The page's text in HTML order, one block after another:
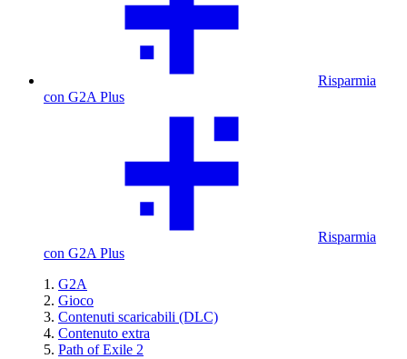
Risparmia
con G2A Plus
Risparmia
con G2A Plus
G2A
Gioco
Contenuti scaricabili (DLC)
Contenuto extra
Path of Exile 2